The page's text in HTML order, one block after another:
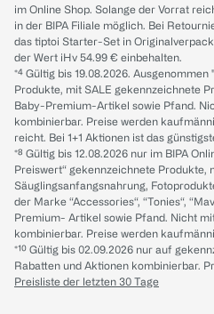
im Online Shop. Solange der Vorrat
in der BIPA Filiale möglich. Bei
das tiptoi Starter-Set in
der Wert iHv 54.99 € einbehalten.
*⁴ Gültig bis 19.08.2026.
Produkte, mit SALE gekennzeichnete
Baby-Premium-Artikel sowie Pfand.
kombinierbar. Preise werden
reicht. Bei 1+1 Aktionen ist das
*⁸ Gültig bis 12.08.2026 nur im BIPA
Preiswert“ gekennzeichnete Produkte,
Säuglingsanfangsnahrung,
der Marke “Accessories“, “Tonies“,
Premium- Artikel sowie Pfand. Nicht
kombinierbar. Preise werden
*¹⁰ Gültig bis 02.09.2026 nur auf
Rabatten und Aktionen kombinierbar.
Preisliste der letzten 30 Tage